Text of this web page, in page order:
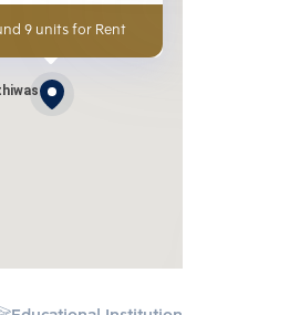
9 units for Rent